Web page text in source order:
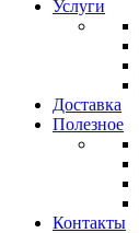
Услуги
Доставка
Полезное
Контакты